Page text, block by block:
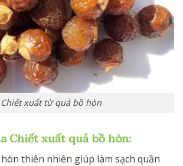
Chiết xuất từ quả bồ hòn
Chiết xuất quả bồ hòn:
thiên nhiên giúp làm sạch quần